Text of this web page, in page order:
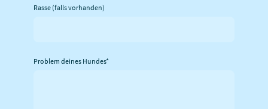
Rasse (falls vorhanden)
Problem deines Hundes*